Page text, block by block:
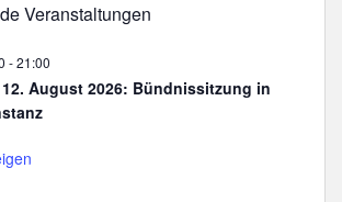
Veranstaltungen
-21:00
12. August 2026: Bündnissitzung in